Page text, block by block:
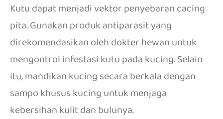
Kutu dapat menjadi vektor penyebaran cacing
pita.Gunakan produk antiparasit yang
direkomendasikan oleh dokter hewan untuk
mengontrol infestasi kutu pada kucing.Selain
itu, mandikan kucing secara berkala dengan
sampo khusus kucing untuk menjaga
kebersihan kulit dan bulunya.